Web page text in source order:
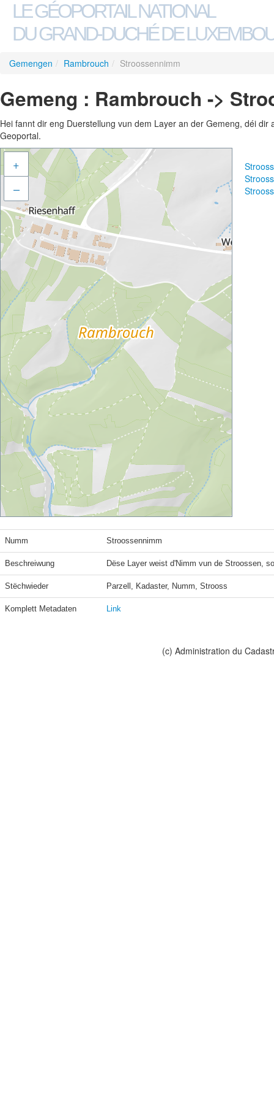
LE GÉOPORTAIL NATIONAL
DU GRAND-DUCHÉ DE
Gemengen / Rambrouch / Stroossennimm
Gemeng : Rambrouch ->
Hei fannt dir eng Duerstellung vun dem Layer an der Gemeng, déi
Geoportal.
+
–
Numm Stroossennimm
Beschreiwung Dëse Layer weist d'Nimm vun de Stroossen,
Stëchwieder Parzell, Kadaster, Numm, Strooss
Komplett Metadaten Link
(c) Administration du